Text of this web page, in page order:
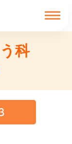
科